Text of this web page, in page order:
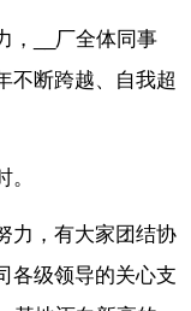
，__厂全体同事
不断跨越、自我超
力，有大家团结协
各级领导的关心支